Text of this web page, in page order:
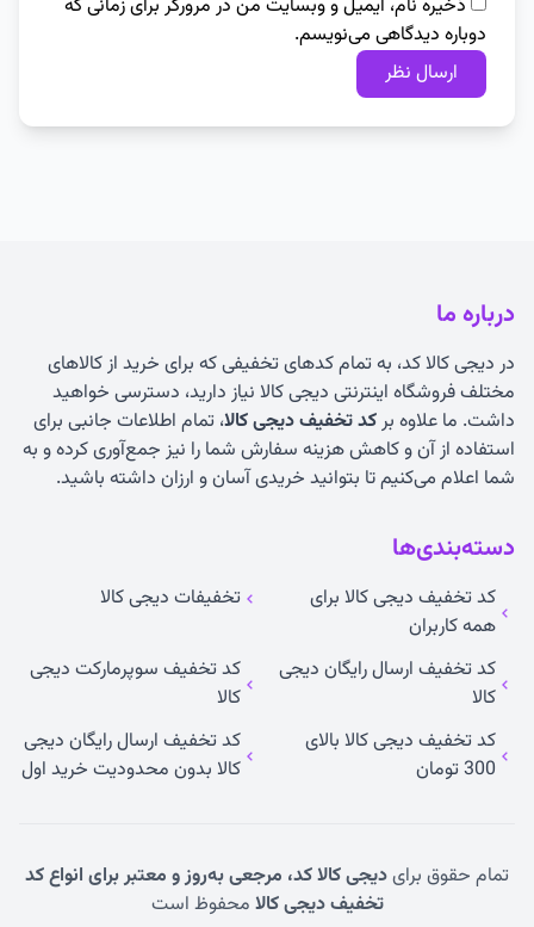
ذخیره نام، ایمیل و وبسایت من در مرورگر برای زمانی که
دوباره دیدگاهی می‌نویسم.
درباره ما
در دیجی کالا کد، به تمام کدهای تخفیفی که برای خرید از کالاهای
مختلف فروشگاه اینترنتی دیجی کالا نیاز دارید، دسترسی خواهید
داشت. ما علاوه برکد تخفیف دیجی کالا، تمام اطلاعات جانبی برای
استفاده از آن و کاهش هزینه سفارش شما را نیز جمع‌آوری کرده و به
شما اعلام می‌کنیم تا بتوانید خریدی آسان و ارزان داشته باشید.
دسته‌بندی‌ها
کد تخفیف دیجی کالا برای
همه کاربران
تخفیفات دیجی کالا
کد تخفیف ارسال رایگان دیجی
کالا
کد تخفیف سوپرمارکت دیجی
کالا
کد تخفیف دیجی کالا بالای
300 تومان
کد تخفیف ارسال رایگان دیجی
کالا بدون محدودیت خرید اول
تمام حقوق برایدیجی کالا کد، مرجعی به‌روز و معتبر برای انواع کد
تخفیف دیجی کالا محفوظ است